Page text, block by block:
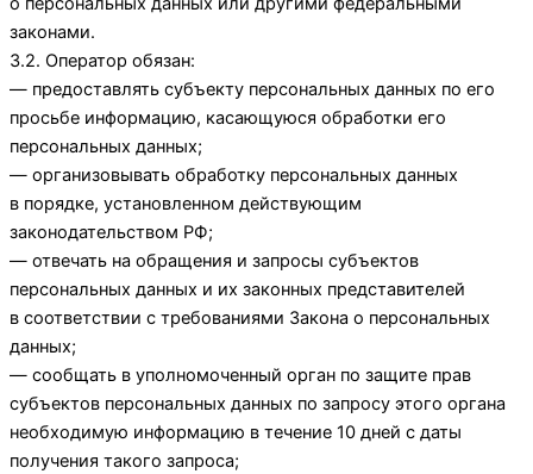
законами.
3.2. Оператор обязан:
— предоставлять субъекту персональных данных по его
просьбе информацию, касающуюся обработки его
персональных данных;
— организовывать обработку персональных данных
в порядке, установленном действующим
законодательством РФ;
— отвечать на обращения и запросы субъектов
персональных данных и их законных представителей
в соответствии с требованиями Закона о персональных
данных;
— сообщать в уполномоченный орган по защите прав
субъектов персональных данных по запросу этого органа
необходимую информацию в течение 10 дней с даты
получения такого запроса;